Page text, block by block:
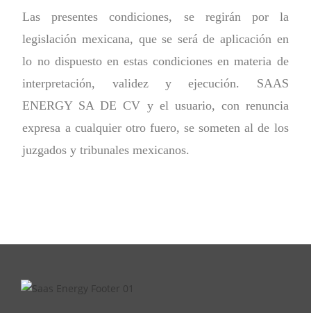
Las presentes condiciones, se regirán por la
legislación mexicana, que se será de aplicación en
lo no dispuesto en estas condiciones en materia de
interpretación, validez y ejecución. SAAS
ENERGY SA DE CV y el usuario, con renuncia
expresa a cualquier otro fuero, se someten al de los
juzgados y tribunales mexicanos.